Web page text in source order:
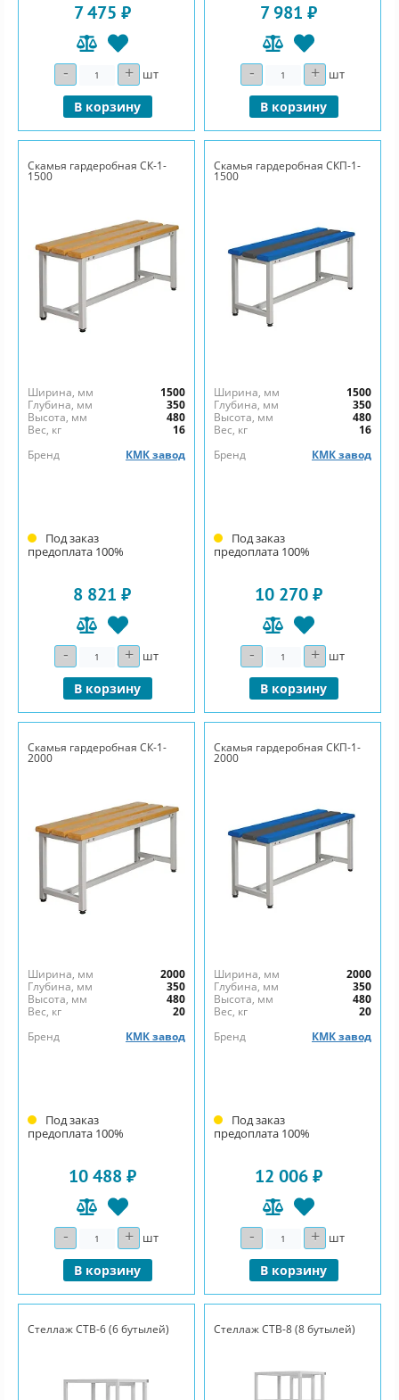
7 475 ₽
- Количество+ шт
В корзину
7 981 ₽
- Количество+ шт
В корзину
Скамья гардеробная СК-1-
1500
Ширина, мм
1500
Глубина, мм
350
Высота, мм
480
Вес, кг
16
Бренд
КМК завод
Под заказ
предоплата 100%
8 821 ₽
- Количество+ шт
В корзину
Скамья гардеробная СКП-1-
1500
Ширина, мм
1500
Глубина, мм
350
Высота, мм
480
Вес, кг
16
Бренд
КМК завод
Под заказ
предоплата 100%
10 270 ₽
- Количество+ шт
В корзину
Скамья гардеробная СК-1-
2000
Ширина, мм
2000
Глубина, мм
350
Высота, мм
480
Вес, кг
20
Бренд
КМК завод
Под заказ
предоплата 100%
10 488 ₽
- Количество+ шт
В корзину
Скамья гардеробная СКП-1-
2000
Ширина, мм
2000
Глубина, мм
350
Высота, мм
480
Вес, кг
20
Бренд
КМК завод
Под заказ
предоплата 100%
12 006 ₽
- Количество+ шт
В корзину
Стеллаж СТВ-6 (6 бутылей) Стеллаж СТВ-8 (8 бутылей)